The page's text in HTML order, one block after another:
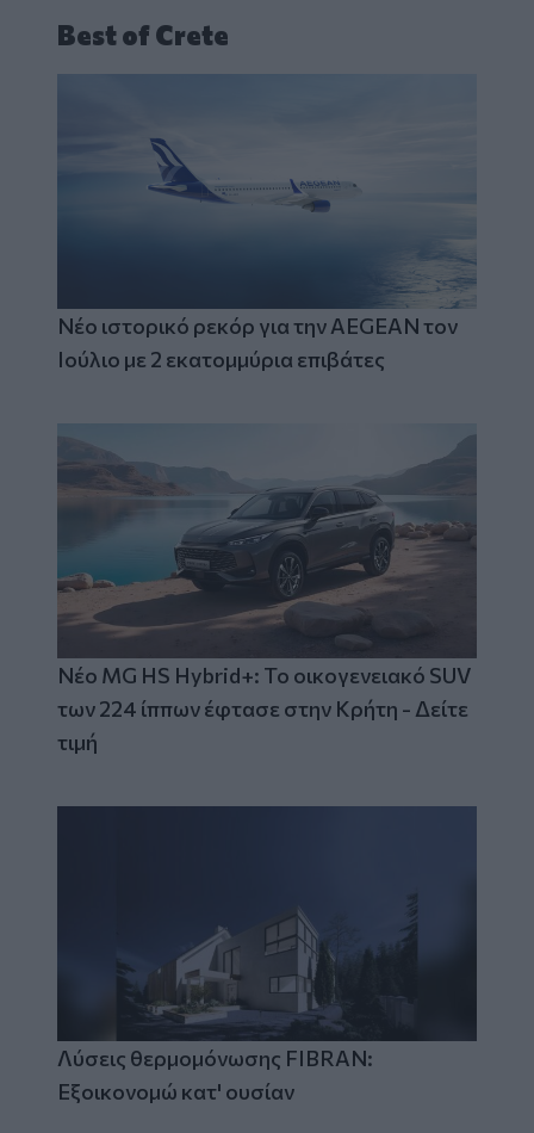
Best of Crete
Νέο ιστορικό ρεκόρ για την AEGEAN τον
Ιούλιο με 2 εκατομμύρια επιβάτες
Νέο MG HS Hybrid+: Το οικογενειακό SUV
των 224 ίππων έφτασε στην Κρήτη - Δείτε
τιμή
Λύσεις θερμομόνωσης FIBRAN:
Εξοικονομώ κατ' ουσίαν